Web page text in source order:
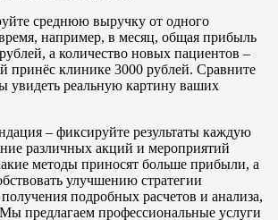
среднюю выручку от одного
например, в месяц, общая прибыль
а количество новых пациентов –
принёс клинике 3000 рублей. Сравните
увидеть реальную картину ваших
– фиксируйте результаты каждую
различных акций и мероприятий
методы приносят больше прибыли, а
улучшению стратегии
подробных расчетов и анализа,
предлагаем профессиональные услуги